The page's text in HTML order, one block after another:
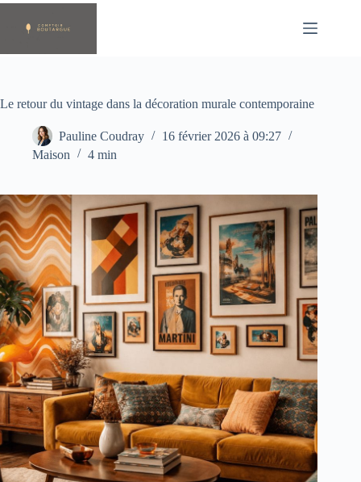
Passer
contenu
Le retour du vintage dans la décoration murale contemporaine
Pauline Coudray
16 février 2026 à 09:27
Maison
4 min